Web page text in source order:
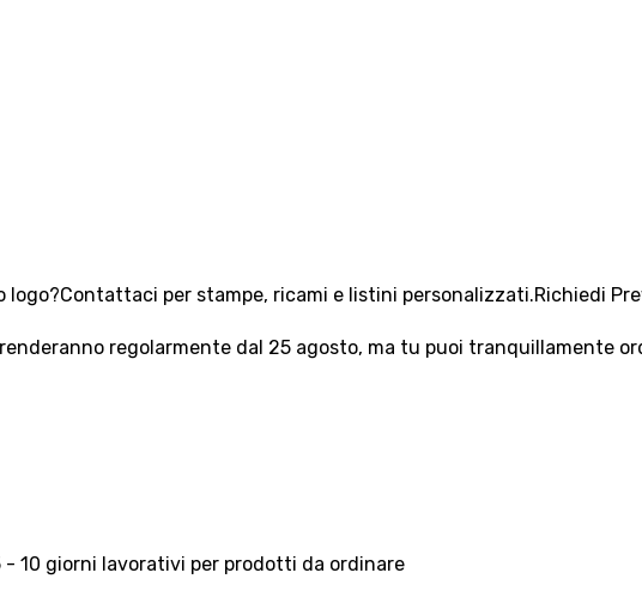
logo?Contattaci per stampe, ricami e listini personalizzati.Richiedi
regolarmente dal 25 agosto, ma tu puoi tranquillamente
- 10 giorni lavorativi per prodotti da ordinare